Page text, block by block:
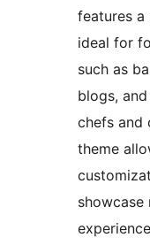
features a
ideal for
such as
blogs,
chefs and
theme
showcase